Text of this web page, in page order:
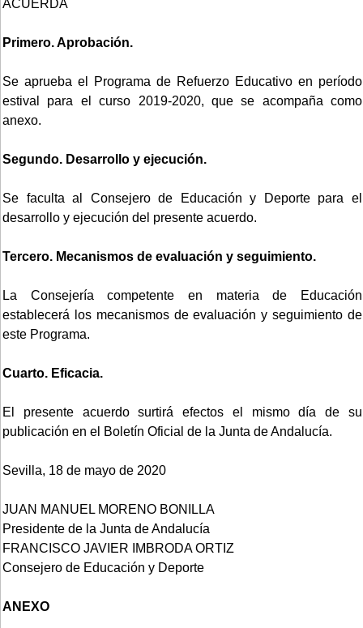
ACUERDA
Primero. Aprobación.
Se aprueba el Programa de Refuerzo Educativo en período
estival para el curso 2019-2020, que se acompaña como
anexo.
Segundo. Desarrollo y ejecución.
Se faculta al Consejero de Educación y Deporte para el
desarrollo y ejecución del presente acuerdo.
Tercero. Mecanismos de evaluación y seguimiento.
La Consejería competente en materia de Educación
establecerá los mecanismos de evaluación y seguimiento de
este Programa.
Cuarto. Eficacia.
El presente acuerdo surtirá efectos el mismo día de su
publicación en el Boletín Oficial de la Junta de Andalucía.
Sevilla, 18 de mayo de 2020
JUAN MANUEL MORENO BONILLA
Presidente de la Junta de Andalucía
FRANCISCO JAVIER IMBRODA ORTIZ
Consejero de Educación y Deporte
ANEXO